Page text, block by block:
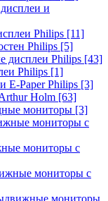
и
Philips [11]
Philips [5]
дисплеи Philips [43]
Philips [1]
E-Paper Philips [3]
Holm [63]
мониторы [3]
мониторы с
мониторы с
мониторы с
мониторы